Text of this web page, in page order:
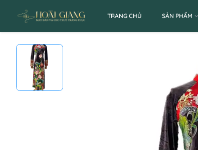
TRANG CHỦ SẢN PHẨM